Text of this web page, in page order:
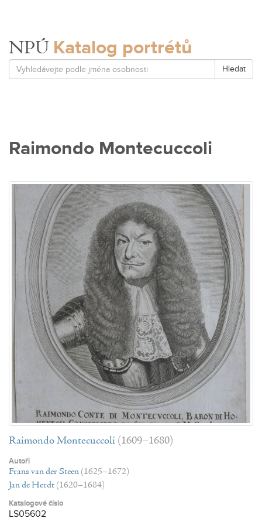
NPÚ Katalog portrétů
Hledat
Raimondo Montecuccoli
Raimondo Montecuccoli (1609–1680)
Autoři
Frans van der Steen (1625–1672)
Jan de Herdt (1620–1684)
Katalogové číslo
LS05602